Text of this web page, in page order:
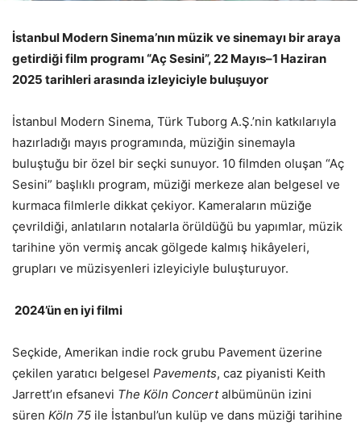
İstanbul Modern Sinema’nın müzik ve sinemayı bir araya
getirdiği film programı “Aç Sesini”, 22 Mayıs–1 Haziran
2025 tarihleri arasında izleyiciyle buluşuyor
İstanbul Modern Sinema, Türk Tuborg A.Ş.’nin katkılarıyla
hazırladığı mayıs programında, müziğin sinemayla
buluştuğu bir özel bir seçki sunuyor. 10 filmden oluşan “Aç
Sesini” başlıklı program, müziği merkeze alan belgesel ve
kurmaca filmlerle dikkat çekiyor. Kameraların müziğe
çevrildiği, anlatıların notalarla örüldüğü bu yapımlar, müzik
tarihine yön vermiş ancak gölgede kalmış hikâyeleri,
grupları ve müzisyenleri izleyiciyle buluşturuyor.
2024’ün en iyi filmi
Seçkide, Amerikan indie rock grubu Pavement üzerine
çekilen yaratıcı belgesel Pavements, caz piyanisti Keith
Jarrett’ın efsanevi The Köln Concertalbümünün izini
süren Köln 75 ile İstanbul’un kulüp ve dans müziği tarihine